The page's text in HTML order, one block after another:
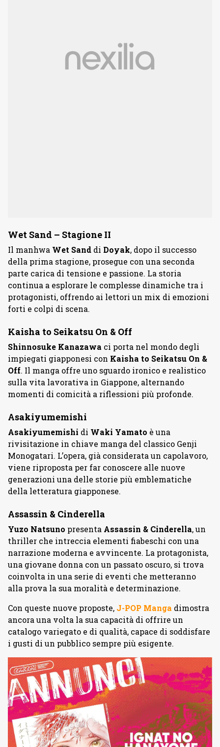
Wet Sand – Stagione II
Il manhwa Wet Sand di Doyak, dopo il successo
della prima stagione, prosegue con una seconda
parte carica di tensione e passione. La storia
continua a esplorare le complesse dinamiche tra i
protagonisti, offrendo ai lettori un mix di emozioni
forti e colpi di scena.
Kaisha to Seikatsu On & Off
Shinnosuke Kanazawa ci porta nel mondo degli
impiegati giapponesi con Kaisha to Seikatsu On &
Off. Il manga offre uno sguardo ironico e realistico
sulla vita lavorativa in Giappone, alternando
momenti di comicità a riflessioni più profonde.
Asakiyumemishi
Asakiyumemishi di Waki Yamato è una
rivisitazione in chiave manga del classico Genji
Monogatari. L’opera, già considerata un capolavoro,
viene riproposta per far conoscere alle nuove
generazioni una delle storie più emblematiche
della letteratura giapponese.
Assassin & Cinderella
Yuzo Natsuno presenta Assassin & Cinderella, un
thriller che intreccia elementi fiabeschi con una
narrazione moderna e avvincente. La protagonista,
una giovane donna con un passato oscuro, si trova
coinvolta in una serie di eventi che metteranno
alla prova la sua moralità e determinazione.
Con queste nuove proposte, J-POP Manga dimostra
ancora una volta la sua capacità di offrire un
catalogo variegato e di qualità, capace di soddisfare
i gusti di un pubblico sempre più esigente.